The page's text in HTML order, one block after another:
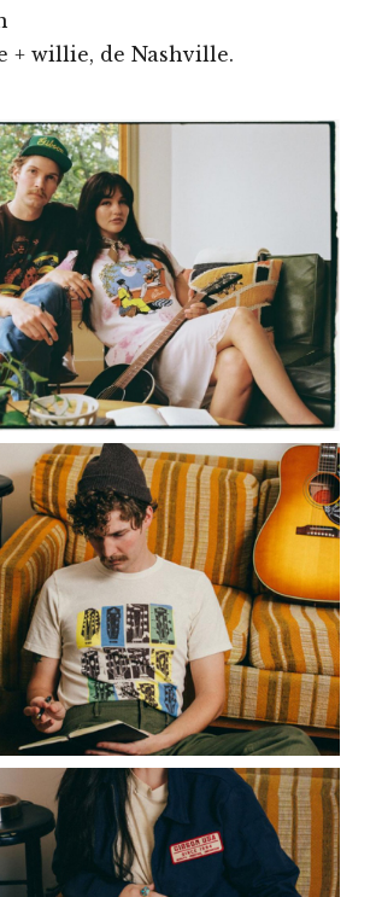
+ willie, de Nashville.